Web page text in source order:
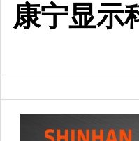
康宁显示